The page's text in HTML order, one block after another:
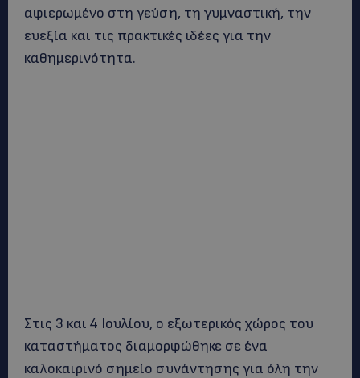
αφιερωμένο στη γεύση, τη γυμναστική, την
ευεξία και τις πρακτικές ιδέες για την
καθημερινότητα.
Στις 3 και 4 Ιουλίου, ο εξωτερικός χώρος του
καταστήματος διαμορφώθηκε σε ένα
καλοκαιρινό σημείο συνάντησης για όλη την